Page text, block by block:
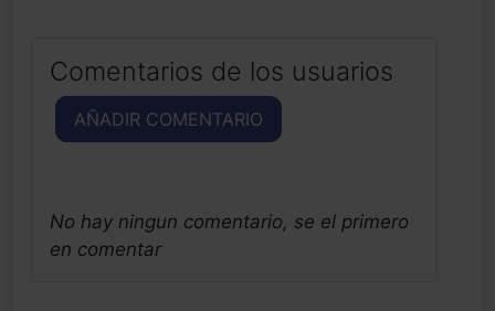
Comentarios de los usuarios
AÑADIR COMENTARIO
No hay ningun comentario, se el primero
en comentar